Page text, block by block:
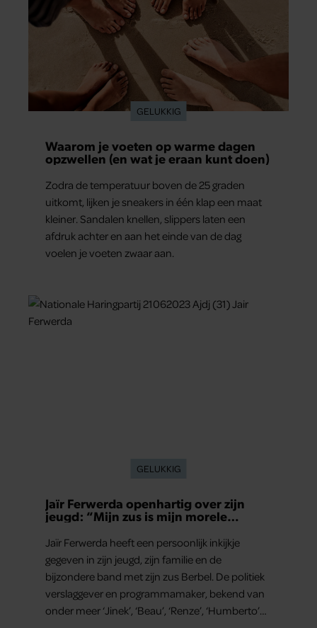
GELUKKIG
Waarom je voeten op warme dagen
opzwellen (en wat je eraan kunt doen)
Zodra de temperatuur boven de 25 graden
uitkomt, lijken je sneakers in één klap een maat
kleiner. Sandalen knellen, slippers laten een
afdruk achter en aan het einde van de dag
voelen je voeten zwaar aan.
GELUKKIG
Jaïr Ferwerda openhartig over zijn
jeugd: “Mijn zus is mijn morele
Jaïr Ferwerda heeft een persoonlijk inkijkje
gegeven in zijn jeugd, zijn familie en de
bijzondere band met zijn zus Berbel. De politiek
verslaggever en programmamaker, bekend van
onder meer ‘Jinek’, ‘Beau’, ‘Renze’, ‘Humberto’